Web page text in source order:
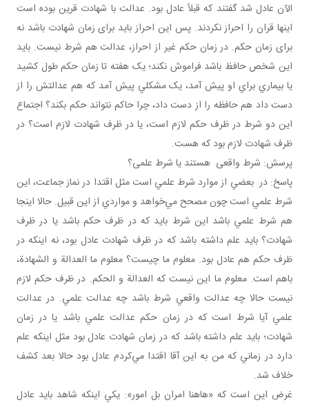
الآن عادل شد گفتند که قبلاً عادل بود. عدالت با شهادت قرين بوده است
اينها قران را احراز نکردند. پس اين احراز بايد برای زمان شهادت باشد نه
برای زمان حکم. در زمان حکم غير از احراز، عدالت هم شرط نيست. بايد
اين شخص حافظ باشد فراموش نکند؛ يک هفته تا زمان حکم طول کشيد
يا بيماري براي او پيش آمد، يک مشکلي پيش آمد که هم عدالتش را از
دست داد هم حافظه را از دست داد، چرا حاکم نتواند حکم بکند؟ اجتماع
اين دو شرط در ظرف حکم لازم است، يا در ظرف شهادت لازم است؟ در
ظرف شهادت لازم بود که هست.
پرسش: شرط واقعی هستند يا شرط علمی؟
پاسخ: در بعضي از موارد شرط علمي است مثل اقتدا در نماز جماعت، اين
شرط علمي است چون مصحح مي‌خواهد و مواردي از اين قبيل. حالا اينجا
هم شرط علمي باشد اين شرط بايد که در ظرف حکم باشد يا در ظرف
شهادت؟ بايد علم داشته باشد که در ظرف شهادت عادل بود، نه اينکه در
ظرف حکم هم عادل بود. معلوم ما چيست؟ معلوم ما العدالة و الشهادة،
باهم است. معلوم ما اين نيست که العدالة و الحکم. در ظرف حکم لازم
نيست حالا چه عدالت واقعي شرط باشد چه عدالت علمي. در عدالت
علمي آيا شرط است که در زمان حکم عدالت علمي باشد يا در زمان
شهادت؛ بايد علم داشته باشد که در زمان شهادت عادل بود مثل اينکه علم
دارد در زماني که من به اين آقا اقتدا مي‌کردم عادل بود حالا بعد کشف
خلاف شد.
غرض اين است که «هاهنا امران بل امور»: يکي اينکه شاهد بايد عادل